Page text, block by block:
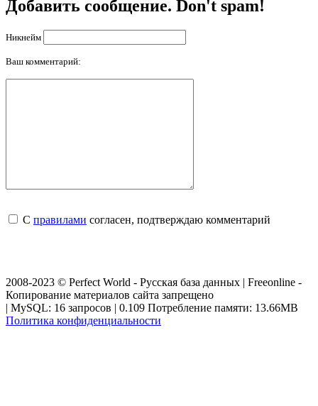
Добавить сообщение. Don't spam!
Никнейм
Ваш комментарий:
С правилами согласен, подтверждаю комментарий
2008-2023 © Perfect World - Русская база данных | Freeonline -
Копирование материалов сайта запрещено
| MySQL: 16 запросов | 0.109 Потребление памяти: 13.66MB
Политика конфиденциальности